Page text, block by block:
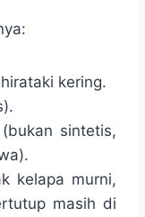
kering.
sintetis,
kelapa murni,
masih di